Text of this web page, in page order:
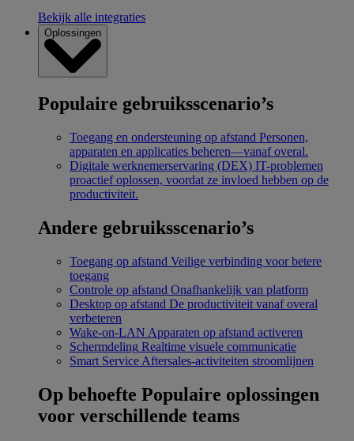
Bekijk alle integraties
Oplossingen
Populaire gebruiksscenario’s
Toegang en ondersteuning op afstand Personen,
apparaten en applicaties beheren—vanaf overal.
Digitale werknemerservaring (DEX) IT-problemen
proactief oplossen, voordat ze invloed hebben op de
productiviteit.
Andere gebruiksscenario’s
Toegang op afstand Veilige verbinding voor betere
toegang
Controle op afstand Onafhankelijk van platform
Desktop op afstand De productiviteit vanaf overal
verbeteren
Wake-on-LAN Apparaten op afstand activeren
Schermdeling Realtime visuele communicatie
Smart Service Aftersales-activiteiten stroomlijnen
Op behoefte Populaire oplossingen
voor verschillende teams